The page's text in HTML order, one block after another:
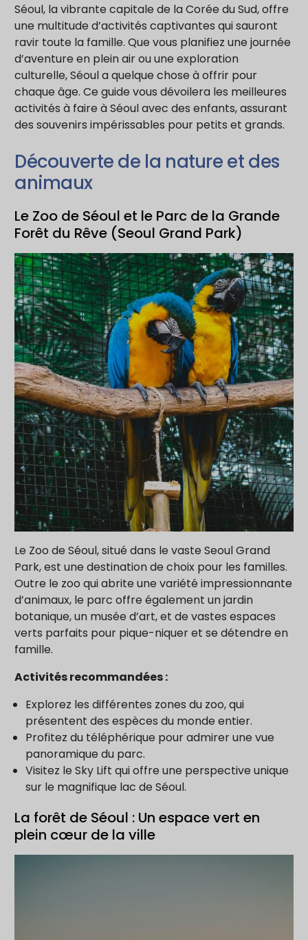
Séoul, la vibrante capitale de la Corée du Sud, offre
une multitude d’activités captivantes qui sauront
ravir toute la famille. Que vous planifiez une journée
d’aventure en plein air ou une exploration
culturelle, Séoul a quelque chose à offrir pour
chaque âge. Ce guide vous dévoilera les meilleures
activités à faire à Séoul avec des enfants, assurant
des souvenirs impérissables pour petits et grands.
Découverte de la nature et des
animaux
Le Zoo de Séoul et le Parc de la Grande
Forêt du Rêve (Seoul Grand Park)
Le Zoo de Séoul, situé dans le vaste Seoul Grand
Park, est une destination de choix pour les familles.
Outre le zoo qui abrite une variété impressionnante
d’animaux, le parc offre également un jardin
botanique, un musée d’art, et de vastes espaces
verts parfaits pour pique-niquer et se détendre en
famille.
Activités recommandées :
Explorez les différentes zones du zoo, qui
présentent des espèces du monde entier.
Profitez du téléphérique pour admirer une vue
panoramique du parc.
Visitez le Sky Lift qui offre une perspective unique
sur le magnifique lac de Séoul.
La forêt de Séoul : Un espace vert en
plein cœur de la ville